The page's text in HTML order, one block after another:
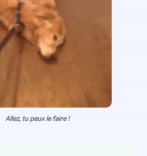
Allez, tu peux le faire !